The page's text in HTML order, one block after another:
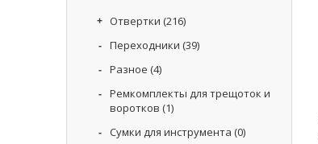
Отвертки (216)
Переходники (39)
Разное (4)
Ремкомплекты для трещоток и
воротков (1)
Сумки для инструмента (0)